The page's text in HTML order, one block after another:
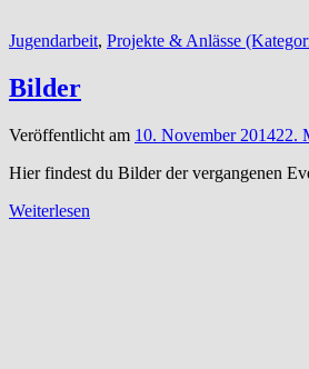
Jugendarbeit, Projekte & Anlässe
Bilder
Veröffentlicht am 10. November 201422.
Hier findest du Bilder der vergangenen
Weiterlesen